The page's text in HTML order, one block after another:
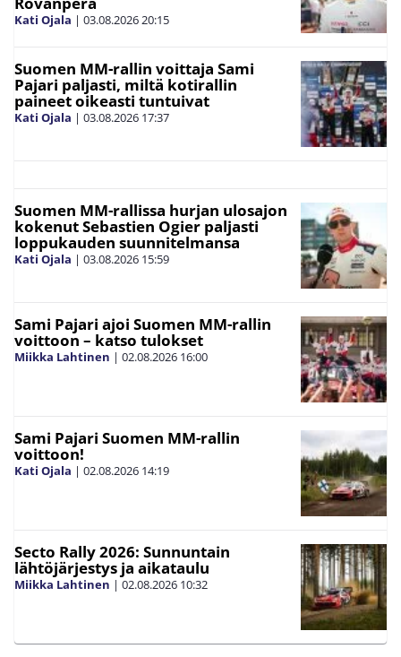
Kati Ojala | 03.08.202620:15
Suomen MM-rallin voittaja Sami
Pajari paljasti, miltä kotirallin
paineet oikeasti tuntuivat
Kati Ojala | 03.08.2026 17:37
Suomen MM-rallissa hurjan ulosajon
kokenut Sebastien Ogier paljasti
loppukauden suunnitelmansa
Kati Ojala | 03.08.2026 15:59
Sami Pajari ajoi Suomen MM-rallin
voittoon – katso tulokset
Miikka Lahtinen | 02.08.2026 16:00
Sami Pajari Suomen MM-rallin
voittoon!
Kati Ojala | 02.08.2026 14:19
Secto Rally 2026: Sunnuntain
lähtöjärjestys ja aikataulu
Miikka Lahtinen | 02.08.2026 10:32